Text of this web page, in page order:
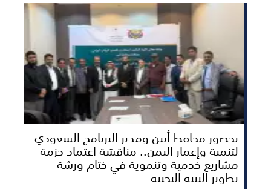
بحضور محافظ أبين ومدير البرنامج السعودي
لتنمية وإعمار اليمن.. مناقشة اعتماد حزمة
مشاريع خدمية وتنموية في ختام ورشة
تطوير البنية التحتية